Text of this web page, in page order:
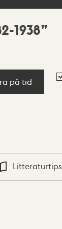
1938
på tid
Litteraturtips